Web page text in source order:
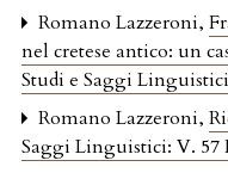
Romano Lazzeroni,
nel cretese antico: un
Studi e Saggi
Romano Lazzeroni,
Saggi Linguistici: V. 57